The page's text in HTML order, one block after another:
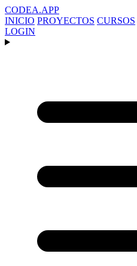
CODEA.APP
INICIO PROYECTOS CURSOS
LOGIN